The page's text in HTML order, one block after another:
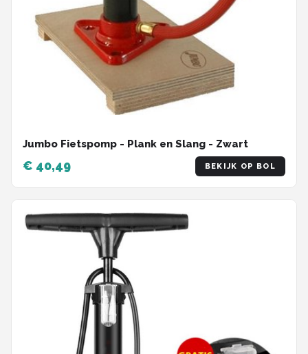
Jumbo Fietspomp - Plank en Slang - Zwart
€ 40,49 BEKIJK OP BOL